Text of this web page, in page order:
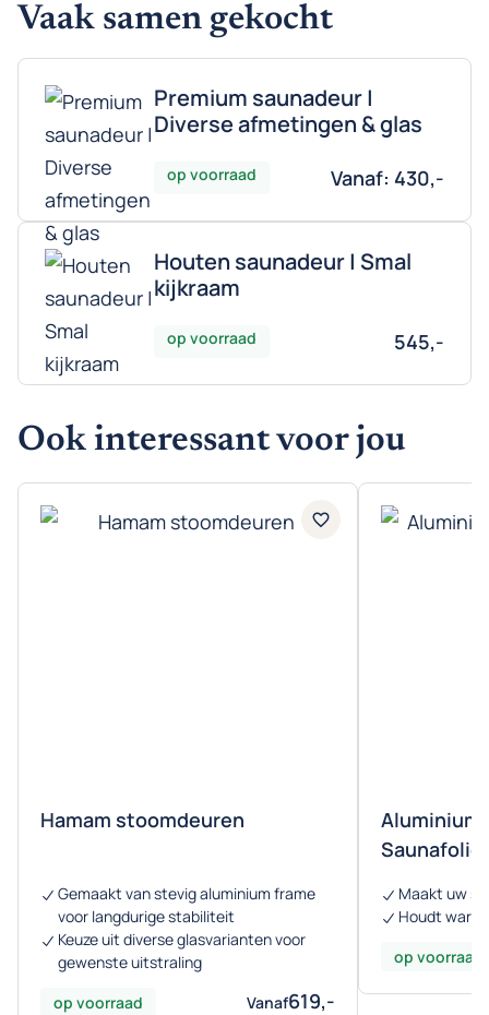
Vaak samen gekocht
Premium saunadeur |
Diverse afmetingen & glas
op voorraad Vanaf: 430,-
Houten saunadeur | Smal
kijkraam
op voorraad 545,-
Ook interessant voor jou
Hamam stoomdeuren
Gemaakt van stevig aluminium frame
voor langdurige stabiliteit
Keuze uit diverse glasvarianten voor
gewenste uitstraling
op voorraad
Vanaf619,-
Saunafolie
Maakt uw
Houdt
op voorraad